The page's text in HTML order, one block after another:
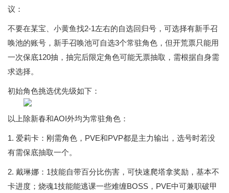
议：
不要在某宝、小黄鱼找2-1左右的自选回归号，可选择有新手召
唤池的账号，新手召唤池可自选3个常驻角色，但开荒票只能用
一次保底120抽，抽完后限定角色可能无票抽取，需根据自身需
求选择。
初始角色挑选优先级如下：
以上除新春和AOI外均为常驻角色：
1. 爱莉卡：刚需角色，PVE和PVP都是主力输出，选号时若没
有需保底抽取一个。
2. 戴琳娜：1技能自带百分比伤害，可快速爬塔拿奖励，基本不
卡进度；烧魂1技能能逃课一些难缠BOSS，PVE中可兼职破甲